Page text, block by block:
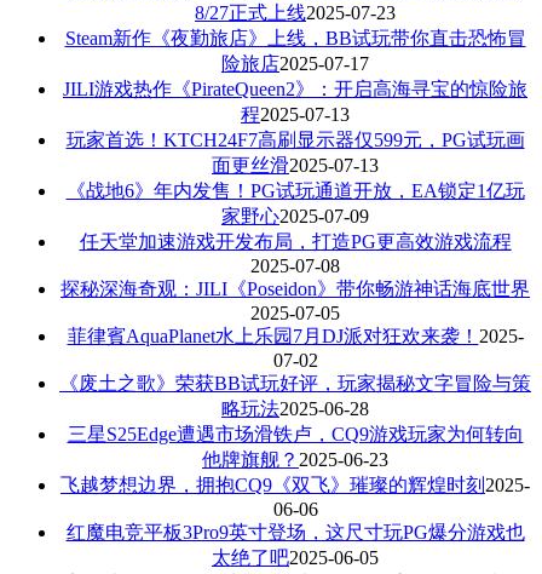
8/27正式上线2025-07-23
Steam新作《夜勤旅店》上线，BB试玩带你直击恐怖冒
险旅店2025-07-17
JILI游戏热作《PirateQueen2》：开启高海寻宝的惊险旅
程2025-07-13
玩家首选！KTCH24F7高刷显示器仅599元，PG试玩画
面更丝滑2025-07-13
《战地6》年内发售！PG试玩通道开放，EA锁定1亿玩
家野心2025-07-09
任天堂加速游戏开发布局，打造PG更高效游戏流程
2025-07-08
探秘深海奇观：JILI《Poseidon》带你畅游神话海底世界
2025-07-05
菲律賓AquaPlanet水上乐园7月DJ派对狂欢来袭！ 2025-
07-02
《废土之歌》荣获BB试玩好评，玩家揭秘文字冒险与策
略玩法2025-06-28
三星S25Edge遭遇市场滑铁卢，CQ9游戏玩家为何转向
他牌旗舰？ 2025-06-23
飞越梦想边界，拥抱CQ9《双飞》璀璨的辉煌时刻 2025-
06-06
红魔电竞平板3Pro9英寸登场，这尺寸玩PG爆分游戏也
太绝了吧2025-06-05